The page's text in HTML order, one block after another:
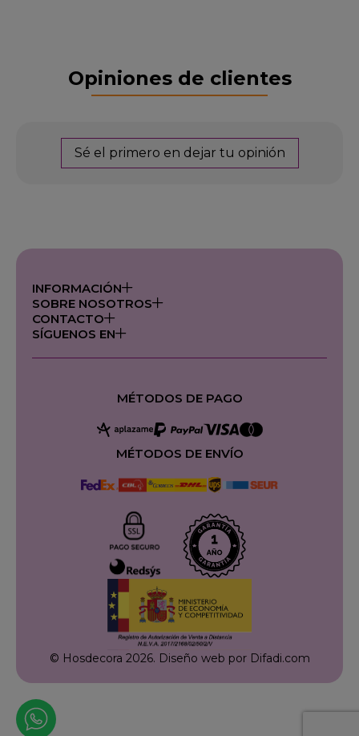
Opiniones de clientes
Sé el primero en dejar tu opinión
INFORMACIÓN
SOBRE NOSOTROS
CONTACTO
SÍGUENOS EN
MÉTODOS DE PAGO
MÉTODOS DE ENVÍO
© Hosdecora 2026. Diseño web por Difadi.com